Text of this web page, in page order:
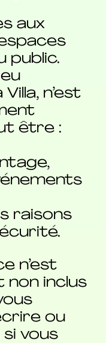
aux
public.
n’est
être :
raisons
n’est
non inclus
ou
vous